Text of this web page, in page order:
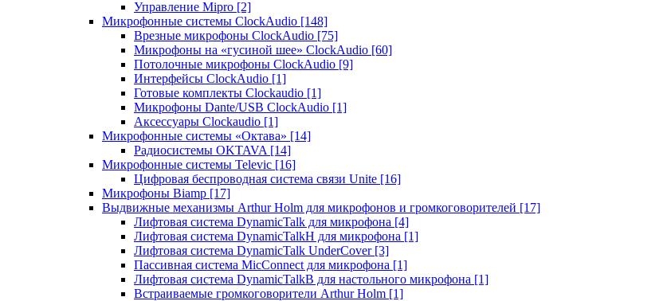
Управление Mipro [2]
Микрофонные системы ClockAudio [148]
Врезные микрофоны ClockAudio [75]
Микрофоны на «гусиной шее» ClockAudio [60]
Потолочные микрофоны ClockAudio [9]
Интерфейсы ClockAudio [1]
Готовые комплекты Clockaudio [1]
Микрофоны Dante/USB ClockAudio [1]
Аксессуары Clockaudio [1]
Микрофонные системы «Октава» [14]
Радиосистемы OKTAVA [14]
Микрофонные системы Televic [16]
Цифровая беспроводная система связи Unite [16]
Микрофоны Biamp [17]
Выдвижные механизмы Arthur Holm для микрофонов и громкоговорителей [17]
Лифтовая система DynamicTalk для микрофона [4]
Лифтовая система DynamicTalkH для микрофона [1]
Лифтовая система DynamicTalk UnderCover [3]
Пассивная система MicConnect для микрофона [1]
Лифтовая система DynamicTalkB для настольного микрофона [1]
Встраиваемые громкоговорители Arthur Holm [1]